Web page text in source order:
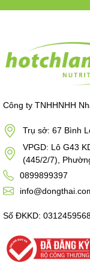
Công ty TNHHNHH
Trụ sở: 67 Bình
VPGD: Lô G43
(445/2/7),
0899899397
Số ĐKKD: